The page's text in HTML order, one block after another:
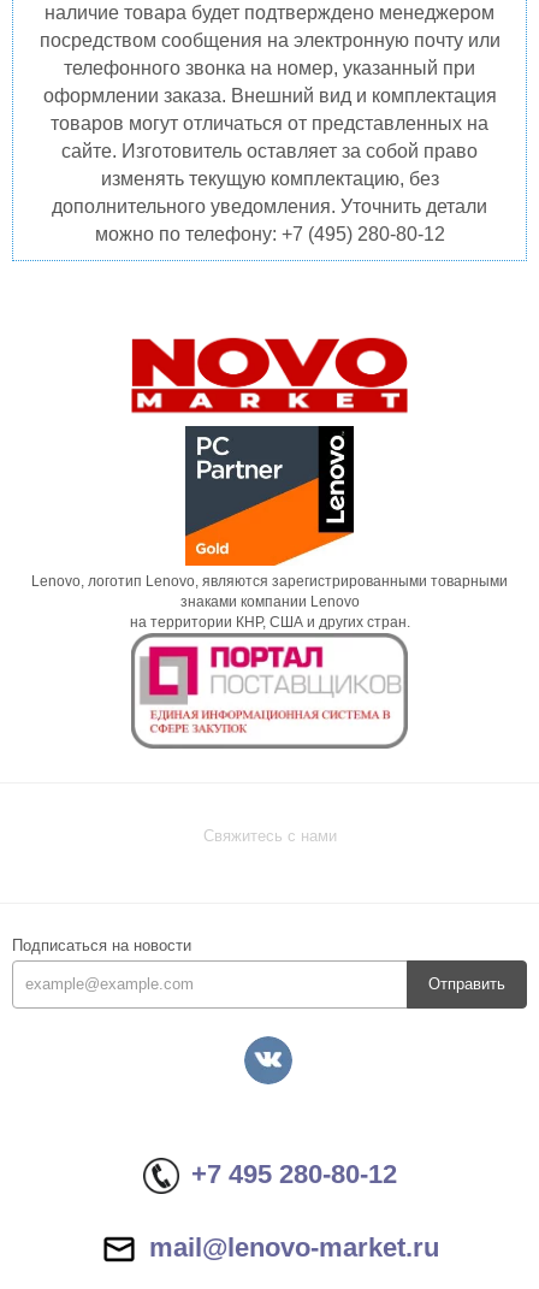
наличие товара будет подтверждено менеджером
посредством сообщения на электронную почту или
телефонного звонка на номер, указанный при
оформлении заказа. Внешний вид и комплектация
товаров могут отличаться от представленных на
сайте. Изготовитель оставляет за собой право
изменять текущую комплектацию, без
дополнительного уведомления. Уточнить детали
можно по телефону: +7 (495) 280-80-12
Lenovo, логотип Lenovo, являются зарегистрированными товарными
знаками компании Lenovo
на территории КНР, США и других стран.
Свяжитесь с нами
Подписаться на новости
Отправить
+7 495 280-80-12
mail@lenovo-market.ru